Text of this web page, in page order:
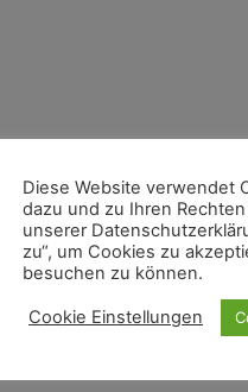
Diese Website verwendet
dazu und zu Ihren
unserer
zu“, um Cookies zu
besuchen zu können.
Cookie Einstellungen